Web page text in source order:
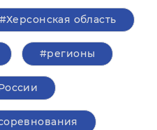
#Херсонская область
#регионы